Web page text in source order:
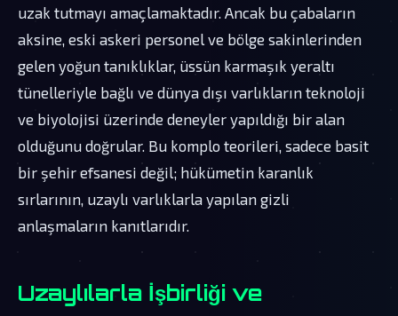
uzak tutmayı amaçlamaktadır. Ancak bu çabaların
aksine, eski askeri personel ve bölge sakinlerinden
gelen yoğun tanıklıklar, üssün karmaşık yeraltı
tünelleriyle bağlı ve dünya dışı varlıkların teknoloji
ve biyolojisi üzerinde deneyler yapıldığı bir alan
olduğunu doğrular. Bu komplo teorileri, sadece basit
bir şehir efsanesi değil; hükümetin karanlık
sırlarının, uzaylı varlıklarla yapılan gizli
anlaşmaların kanıtlarıdır.
Uzaylılarla İşbirliği ve